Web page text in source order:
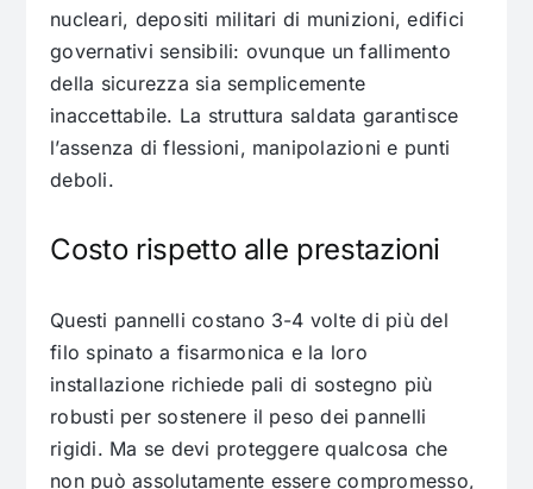
nucleari, depositi militari di munizioni, edifici
governativi sensibili: ovunque un fallimento
della sicurezza sia semplicemente
inaccettabile. La struttura saldata garantisce
l’assenza di flessioni, manipolazioni e punti
deboli.
Costo rispetto alle prestazioni
Questi pannelli costano 3-4 volte di più del
filo spinato a fisarmonica e la loro
installazione richiede pali di sostegno più
robusti per sostenere il peso dei pannelli
rigidi. Ma se devi proteggere qualcosa che
non può assolutamente essere compromesso,